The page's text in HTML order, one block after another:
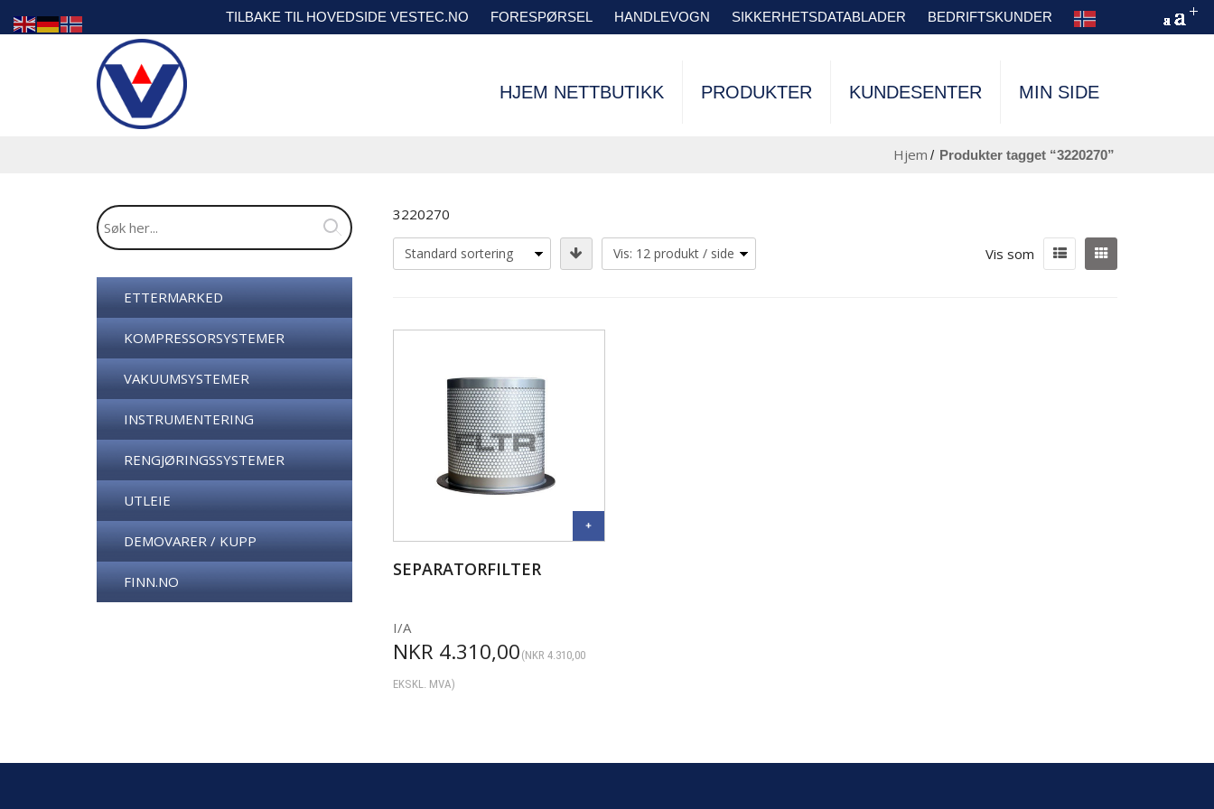
TILBAKE TIL HOVEDSIDE VESTEC.NO FORESPØRSEL HANDLEVOGN SIKKERHETSDATABLADER BEDRIFTSKUNDER
HJEM NETTBUTIKK PRODUKTER KUNDESENTER MIN SIDE
Hjem / produkter tagget “3220270”
ETTERMARKED
KOMPRESSORSYSTEMER
VAKUUMSYSTEMER
INSTRUMENTERING
RENGJØRINGSSYSTEMER
UTLEIE
DEMOVARER / KUPP
FINN.NO
3220270
Vis som
SEPARATORFILTER
I/A
NKR 4.310,00 (NKR 4.310,00
EKSKL. MVA)